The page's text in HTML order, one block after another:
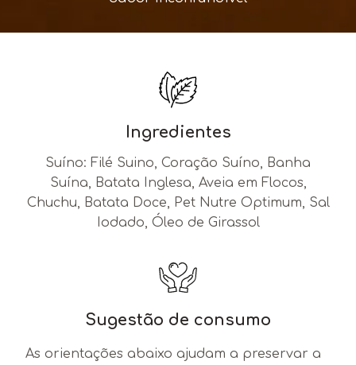
Ingredientes
Suíno: Filé Suino, Coração Suíno, Banha
Suína, Batata Inglesa, Aveia em Flocos,
Chuchu, Batata Doce, Pet Nutre Optimum, Sal
Iodado, Óleo de Girassol
Sugestão de consumo
As orientações abaixo ajudam a preservar a